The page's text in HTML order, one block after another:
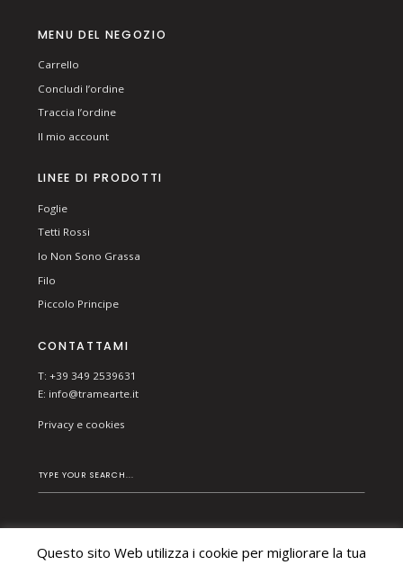
MENU DEL NEGOZIO
Carrello
Concludi l’ordine
Traccia l’ordine
Il mio account
LINEE DI PRODOTTI
Foglie
Tetti Rossi
Io Non Sono Grassa
Filo
Piccolo Principe
CONTATTAMI
T: +39 349 2539631
E: info@tramearte.it
Privacy e cookies
Questo sito Web utilizza i cookie per migliorare la tua